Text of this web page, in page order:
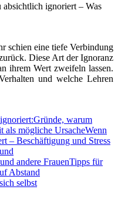
ignoriert – Was
schien eine tiefe Verbindung
Diese Art der Ignoranz
ihrem Wert zweifeln lassen.
und welche Lehren
Gründe, warum
als mögliche UrsacheWenn
– Beschäftigung und Stress
andere FrauenTipps für
Abstand
selbst